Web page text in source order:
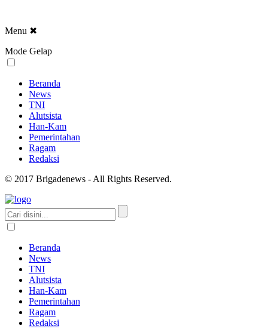
Menu ✖
Mode Gelap
Beranda
News
TNI
Alutsista
Han-Kam
Pemerintahan
Ragam
Redaksi
© 2017 Brigadenews - All Rights Reserved.
Beranda
News
TNI
Alutsista
Han-Kam
Pemerintahan
Ragam
Redaksi